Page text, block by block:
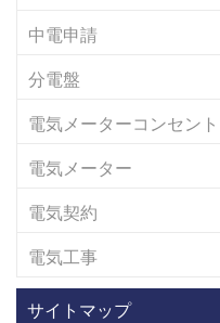
中電申請
分電盤
電気メーターコンセント
電気メーター
電気契約
電気工事
サイトマップ